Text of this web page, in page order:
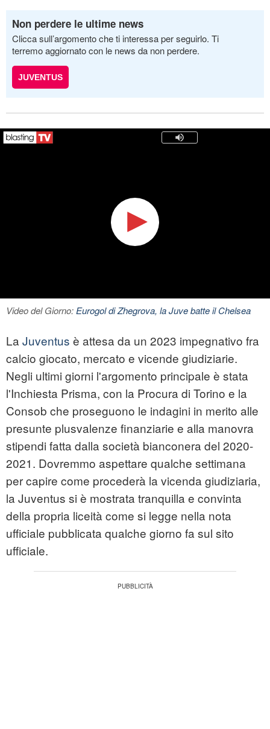
Non perdere le ultime news
Clicca sull’argomento che ti interessa per seguirlo. Ti
terremo aggiornato con le news da non perdere.
JUVENTUS
Video del Giorno:Eurogol di Zhegrova, la Juve batte il Chelsea
La Juventus è attesa da un 2023 impegnativo fra
calcio giocato, mercato e vicende giudiziarie.
Negli ultimi giorni l'argomento principale è stata
l'Inchiesta Prisma, con la Procura di Torino e la
Consob che proseguono le indagini in merito alle
presunte plusvalenze finanziarie e alla manovra
stipendi fatta dalla società bianconera del 2020-
2021. Dovremmo aspettare qualche settimana
per capire come procederà la vicenda giudiziaria,
la Juventus si è mostrata tranquilla e convinta
della propria liceità come si legge nella nota
ufficiale pubblicata qualche giorno fa sul sito
ufficiale.